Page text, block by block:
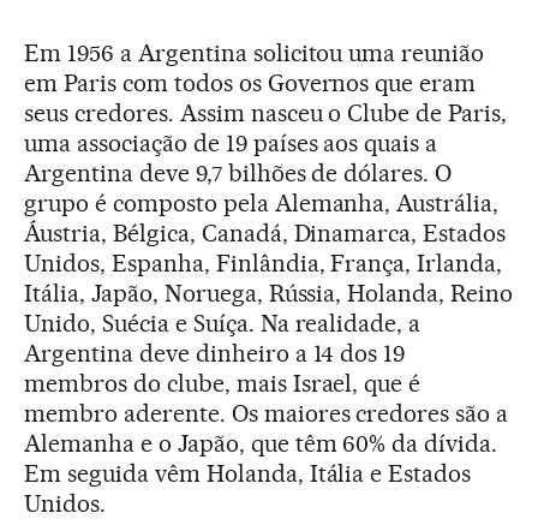
Em 1956 a Argentina solicitou uma reunião
em Paris com todos os Governos que eram
seus credores. Assim nasceu o Clube de Paris,
uma associação de 19 países aos quais a
Argentina deve 9,7 bilhões de dólares. O
grupo é composto pela Alemanha, Austrália,
Áustria, Bélgica, Canadá, Dinamarca, Estados
Unidos, Espanha, Finlândia, França, Irlanda,
Itália, Japão, Noruega, Rússia, Holanda, Reino
Unido, Suécia e Suíça. Na realidade, a
Argentina deve dinheiro a 14 dos 19
membros do clube, mais Israel, que é
membro aderente. Os maiores credores são a
Alemanha e o Japão, que têm 60% da dívida.
Em seguida vêm Holanda, Itália e Estados
Unidos.